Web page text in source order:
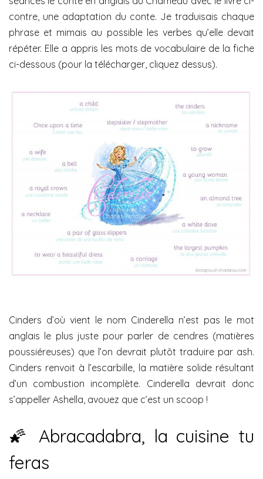
contre, une adaptation du conte. Je traduisais chaque
phrase et mimais au possible les verbes qu’elle devait
répéter. Elle a appris les mots de vocabulaire de la fiche
ci-dessous (pour la télécharger, cliquez dessus).
Cinders d’où vient le nom Cinderella n’est pas le mot
anglais le plus juste pour parler de cendres (matières
poussiéreuses) que l’on devrait plutôt traduire par ash.
Cinders renvoit à l’escarbille, la matière solide résultant
d’un combustion incomplète. Cinderella devrait donc
s’appeller Ashella, avouez que c’est un scoop !
🌠 Abracadabra, la cuisine tu
feras